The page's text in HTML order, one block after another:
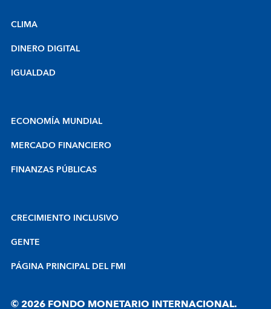
CLIMA
DINERO DIGITAL
IGUALDAD
ECONOMÍA MUNDIAL
MERCADO FINANCIERO
FINANZAS PÚBLICAS
CRECIMIENTO INCLUSIVO
GENTE
PÁGINA PRINCIPAL DEL FMI
© 2026 FONDO MONETARIO INTERNACIONAL.